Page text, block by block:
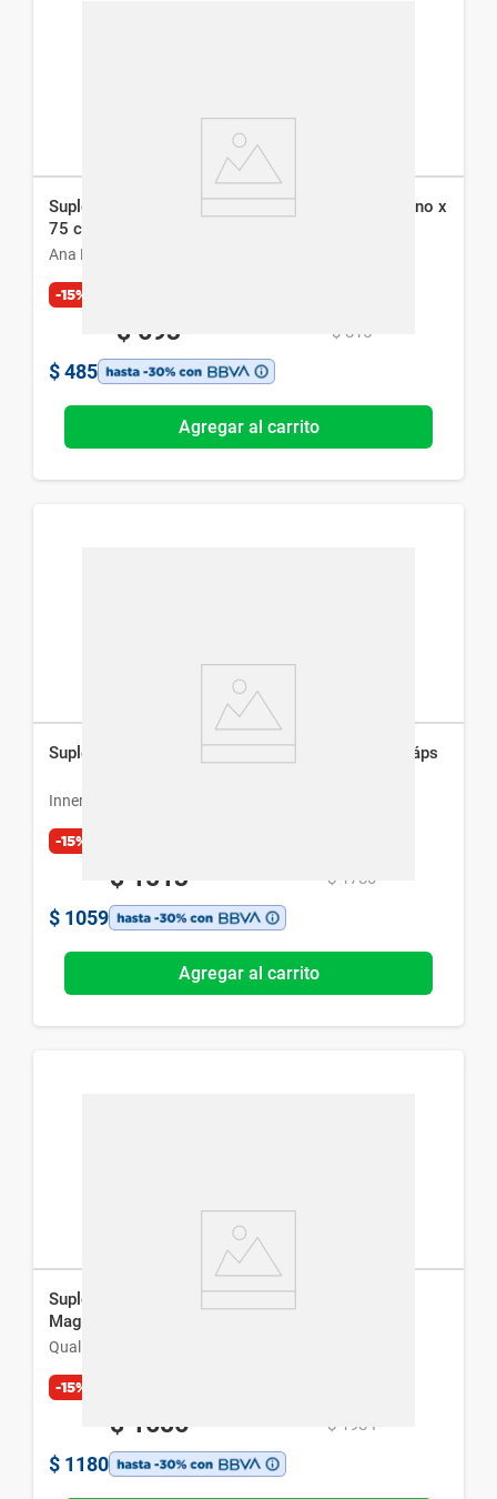
Suplemento Dietario Ana María Lajusticia Colageno x
75 comp
Ana María Lajusticia
-15%
$ 693 $ 815
$ 485
Agregar al carrito
Suplemento Dietario Inner con Colágeno x 120 cáps
Inner
-15%
$ 1513 $ 1780
$ 1059
Agregar al carrito
Suplemento Nutricional Qualivits Treonato de
Magnesio x 60 Comp
Qualivits
-15%
$ 1686 $ 1984
$ 1180